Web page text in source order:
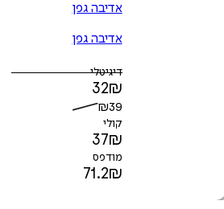
אדיבה גפן
אדיבה גפן
דיגיטלי
32₪
₪39
קולי
37₪
מודפס
71.2₪